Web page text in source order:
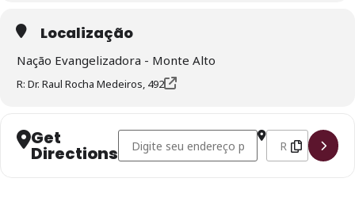
Localização
Nação Evangelizadora - Monte Alto
R: Dr. Raul Rocha Medeiros, 492
Get
Directions
Address - Monte Alto SP [] Destination